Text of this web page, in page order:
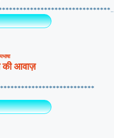
की आवाज़